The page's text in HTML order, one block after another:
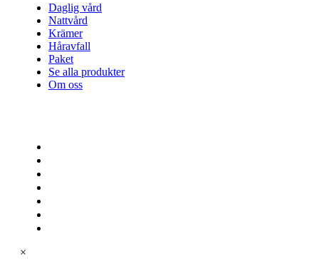
Daglig vård
Nattvård
Krämer
Håravfall
Paket
Se alla produkter
Om oss
×